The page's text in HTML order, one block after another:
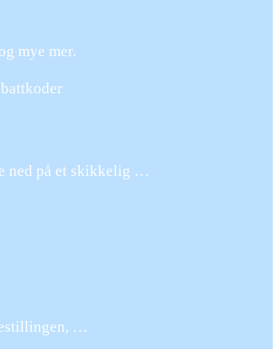
mye mer.
ned på et skikkelig …
…